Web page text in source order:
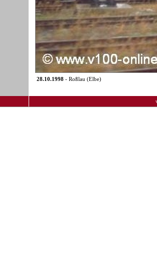
28.10.1998 - Roßlau (Elbe)